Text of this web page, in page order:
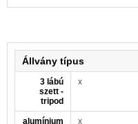
Állvány típus
3 lábú
szett -
tripod
x
alumínium x